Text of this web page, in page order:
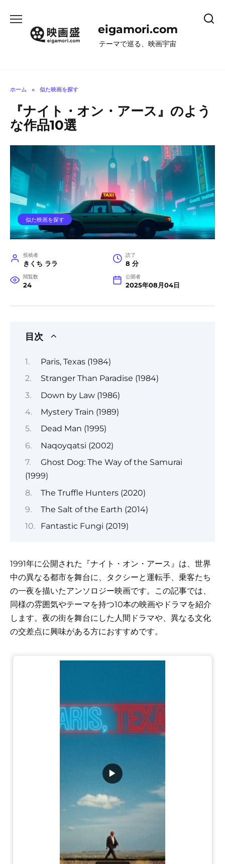
eigamori.com
テーマで巡る、映画宇宙
ホーム » 似た映画を探す
『ナイト・オン・アース』のよう
な作品10選
似た映画を探す
投稿者
きくち ララ
読了
8 分
閲覧数
24
公開者
2025年08月04日
目次
Paris, Texas (1984)
Stranger Than Paradise (1984)
Down by Law (1986)
Mystery Train (1989)
Dead Man (1995)
Naqoyqatsi (2002)
Ghost Dog: The Way of the Samurai
(1999)
The Truffle Hunters (2020)
The Salt of the Earth (2014)
Fantastic Fungi (2019)
1991年に公開された『ナイト・オン・アース』は、世界
中の異なる都市を舞台に、タクシーと運転手、乗客たち
の一夜を描いたアンソロジー映画です。この記事では、
同様の雰囲気やテーマを持つ10本の映画やドラマを紹介
します。夜の街を舞台にした人間ドラマや、異なる文化
の交差点に興味がある方におすすめです。
▶